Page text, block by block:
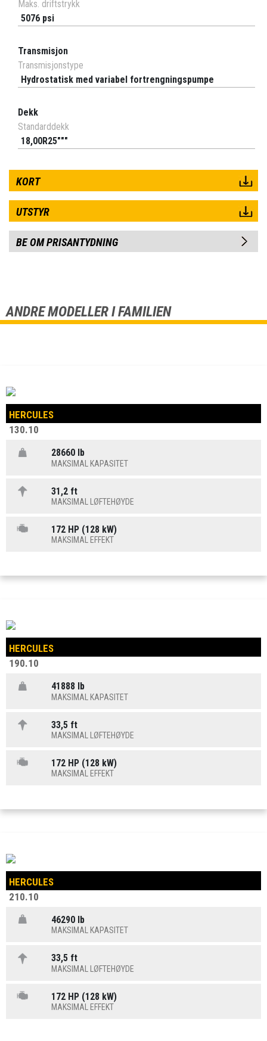
Maks. driftstrykk
5076 psi
Transmisjon
Transmisjonstype
Hydrostatisk med variabel fortrengningspumpe
Dekk
Standarddekk
18,00R25"""
KORT
UTSTYR
BE OM PRISANTYDNING
ANDRE MODELLER I FAMILIEN
HERCULES
130.10
28660 lb
MAKSIMAL KAPASITET
31,2 ft
MAKSIMAL LØFTEHØYDE
172 HP (128 kW)
MAKSIMAL EFFEKT
HERCULES
190.10
41888 lb
MAKSIMAL KAPASITET
33,5 ft
MAKSIMAL LØFTEHØYDE
172 HP (128 kW)
MAKSIMAL EFFEKT
HERCULES
210.10
46290 lb
MAKSIMAL KAPASITET
33,5 ft
MAKSIMAL LØFTEHØYDE
172 HP (128 kW)
MAKSIMAL EFFEKT